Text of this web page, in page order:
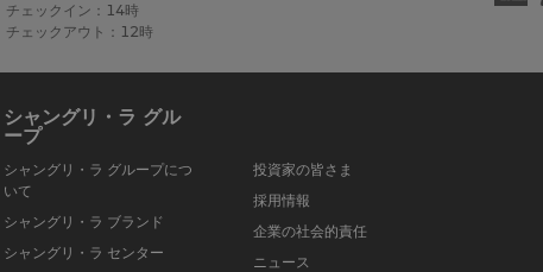
チェックイン：14時
チェックアウト：12時
シャングリ・ラ グル
ープ
シャングリ・ラ グループにつ
いて
シャングリ・ラ ブランド
シャングリ・ラ センター
投資家の皆さま
採用情報
企業の社会的責任
ニュース